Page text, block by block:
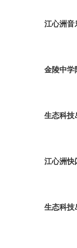
江心洲音
金陵中学
生态科技
江心洲快
生态科技